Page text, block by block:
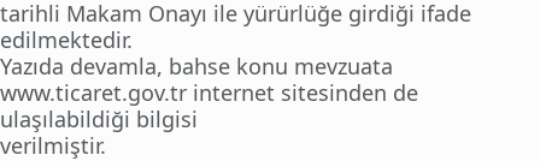
tarihli Makam Onayı ile yürürlüğe girdiği ifade
edilmektedir.
Yazıda devamla, bahse konu mevzuata
www.ticaret.gov.tr internet sitesinden de
ulaşılabildiği bilgisi
verilmiştir.